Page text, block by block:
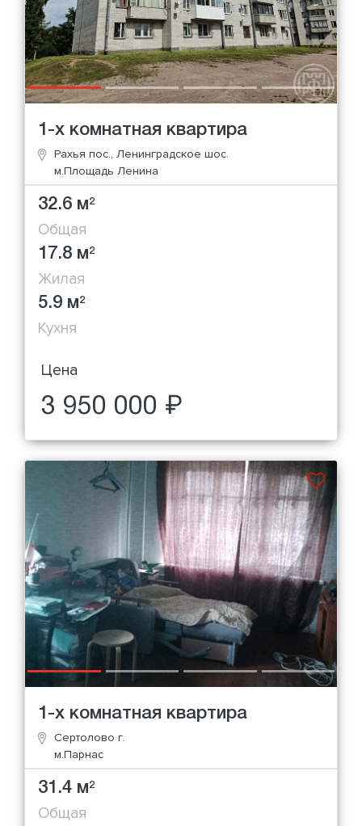
1-х комнатная квартира
Рахья пос., Ленинградское шос.
м.Площадь Ленина
32.6 м2
Общая
17.8 м2
Жилая
5.9 м2
Кухня
Цена
3 950 000 ₽
1-х комнатная квартира
Сертолово г.
м.Парнас
31.4 м2
Общая